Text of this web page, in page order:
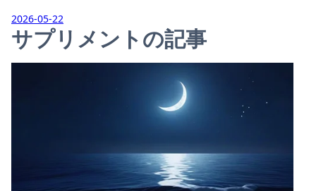
2026-05-22
サプリメントの記事